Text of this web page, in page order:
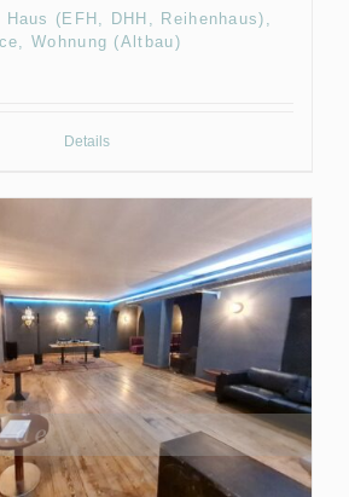
Haus (EFH, DHH, Reihenhaus),
Wohnung (Altbau)
Details